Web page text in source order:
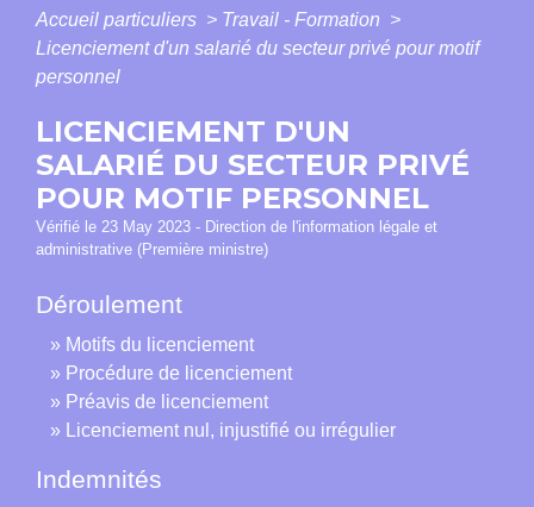
Accueil particuliers > Travail - Formation >
Licenciement d'un salarié du secteur privé pour motif
personnel
LICENCIEMENT D'UN
SALARIÉ DU SECTEUR PRIVÉ
POUR MOTIF PERSONNEL
Vérifié le 23 May 2023 - Direction de l'information légale et
administrative (Première ministre)
Déroulement
Motifs du licenciement
Procédure de licenciement
Préavis de licenciement
Licenciement nul, injustifié ou irrégulier
Indemnités